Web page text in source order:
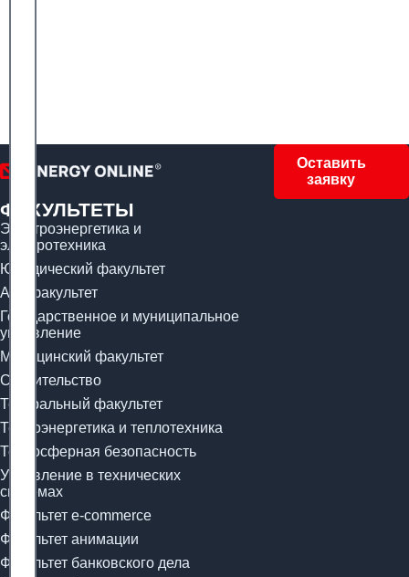
Оставить
заявку
ФАКУЛЬТЕТЫ
Электроэнергетика и
электротехника
Юридический факультет
Арт-факультет
Государственное и муниципальное
управление
Медицинский факультет
Строительство
Театральный факультет
Теплоэнергетика и теплотехника
Техносферная безопасность
Управление в технических
системах
Факультет e-commerce
Факультет анимации
Факультет банковского дела